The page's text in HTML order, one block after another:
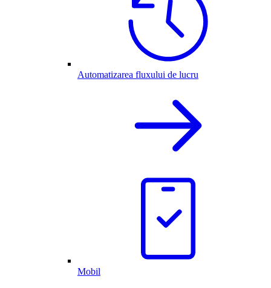
Automatizarea fluxului de lucru
Mobil